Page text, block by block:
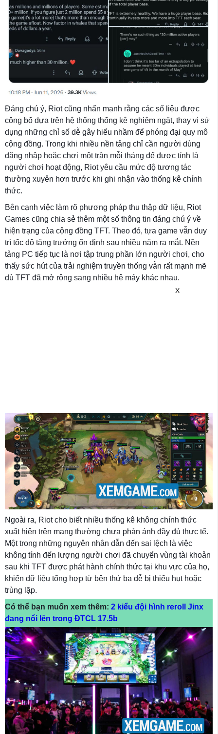
Đáng chú ý, Riot cũng nhấn mạnh rằng các số liệu được
công bố dựa trên hệ thống thống kê nghiêm ngặt, thay vì sử
dụng những chỉ số dễ gây hiểu nhầm để phóng đại quy mô
cộng đồng. Trong khi nhiều nền tảng chỉ cần người dùng
đăng nhập hoặc chơi một trận mỗi tháng để được tính là
người chơi hoạt động, Riot yêu cầu mức độ tương tác
thường xuyên hơn trước khi ghi nhận vào thống kê chính
thức.
Bên cạnh việc làm rõ phương pháp thu thập dữ liệu, Riot
Games cũng chia sẻ thêm một số thông tin đáng chú ý về
hiện trạng của cộng đồng TFT. Theo đó, tựa game vẫn duy
trì tốc độ tăng trưởng ổn định sau nhiều năm ra mắt. Nền
tảng PC tiếp tục là nơi tập trung phần lớn người chơi, cho
thấy sức hút của trải nghiệm truyền thống vẫn rất mạnh mẽ
dù TFT đã mở rộng sang nhiều hệ máy khác nhau.
X
Ngoài ra, Riot cho biết nhiều thống kê không chính thức
xuất hiện trên mạng thường chưa phản ánh đầy đủ thực tế.
Một trong những nguyên nhân dẫn đến sai lệch là việc
không tính đến lượng người chơi đã chuyển vùng tài khoản
sau khi TFT được phát hành chính thức tại khu vực của họ,
khiến dữ liệu tổng hợp từ bên thứ ba dễ bị thiếu hụt hoặc
trùng lặp.
Có thể bạn muốn xem thêm: 2 kiểu đội hình reroll Jinx
đang nổi lên trong ĐTCL 17.5b